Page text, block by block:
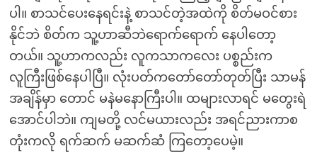
ပါ။ စာသင်ပေးနေရင်းနဲ့ စာသင်တဲ့အထဲကို စိတ်မဝင်စား
နိုင်ဘဲ စိတ်က သူ့ဟာဆီဘဲရောက်ရောက် နေပါတော့
တယ်။ သူ့ဟာကလည်း လူကသာကလေး ပစ္စည်းက
လူကြီးဖြစ်နေပါပြီ။ လုံးပတ်ကတော်တော်တုတ်ပြီး သာမန်
အချိန်မှာ တောင် မနဲမနောကြီးပါ။ ထများလာရင် မတွေးရဲ
အောင်ပါဘဲ။ ကျမတို့ လင်မယားလည်း အရင်ညားကာစ
တုံးကလို ရက်ဆက် မဆက်ဆံ ကြတော့ပေမဲ့။